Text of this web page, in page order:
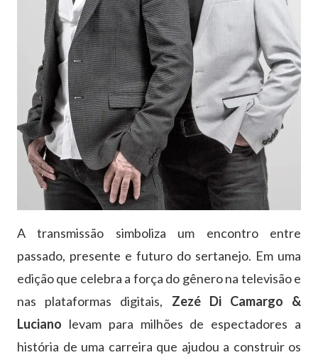
A transmissão simboliza um encontro entre
passado, presente e futuro do sertanejo. Em uma
edição que celebra a força do gênero na televisão e
nas plataformas digitais, Zezé Di Camargo &
Luciano levam para milhões de espectadores a
história de uma carreira que ajudou a construir os